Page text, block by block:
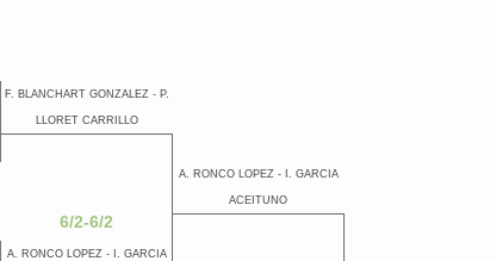
F. BLANCHART GONZALEZ - P.
LLORET CARRILLO
6/2-6/2
A. RONCO LOPEZ - I. GARCIA
ACEITUNO
A. RONCO LOPEZ - I. GARCIA